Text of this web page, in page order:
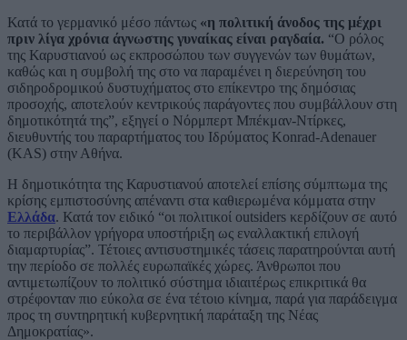
Κατά το γερμανικό μέσο πάντως «η πολιτική άνοδος της μέχρι
πριν λίγα χρόνια άγνωστης γυναίκας είναι ραγδαία. “Ο ρόλος
της Καρυστιανού ως εκπροσώπου των συγγενών των θυμάτων,
καθώς και η συμβολή της στο να παραμένει η διερεύνηση του
σιδηροδρομικού δυστυχήματος στο επίκεντρο της δημόσιας
προσοχής, αποτελούν κεντρικούς παράγοντες που συμβάλλουν στη
δημοτικότητά της”, εξηγεί ο Νόρμπερτ Μπέκμαν-Ντίρκες,
διευθυντής του παραρτήματος του Ιδρύματος Konrad-Adenauer
(KAS) στην Αθήνα.
Η δημοτικότητα της Καρυστιανού αποτελεί επίσης σύμπτωμα της
κρίσης εμπιστοσύνης απέναντι στα καθιερωμένα κόμματα στην
Ελλάδα. Κατά τον ειδικό “οι πολιτικοί outsiders κερδίζουν σε αυτό
το περιβάλλον γρήγορα υποστήριξη ως εναλλακτική επιλογή
διαμαρτυρίας”. Τέτοιες αντισυστημικές τάσεις παρατηρούνται αυτή
την περίοδο σε πολλές ευρωπαϊκές χώρες. Άνθρωποι που
αντιμετωπίζουν το πολιτικό σύστημα ιδιαιτέρως επικριτικά θα
στρέφονταν πιο εύκολα σε ένα τέτοιο κίνημα, παρά για παράδειγμα
προς τη συντηρητική κυβερνητική παράταξη της Νέας
Δημοκρατίας».